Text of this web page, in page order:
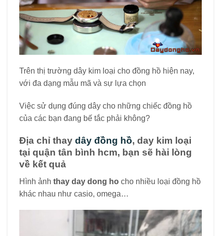
Trên thị trường dây kim loại cho đồng hồ hiện nay,
với đa dạng mẫu mã và sự lựa chọn
Việc sử dụng đúng dây cho những chiếc đồng hồ
của các bạn đang bế tắc phải không?
Địa chỉ thay dây đồng hồ, day kim loại
tại quận tân bình hcm, bạn sẽ hài lòng
về kết quả
Hình ảnh thay day dong ho cho nhiều loại đồng hồ
khác nhau như casio, omega…